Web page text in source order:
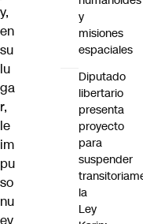
y,
en
su
lu
ga
r,
le
im
pu
so
nu
y
misiones
espaciales
Diputado
libertario
presenta
proyecto
para
suspender
la
Ley